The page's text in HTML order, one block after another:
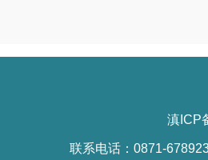
滇ICP
联系电话：0871-